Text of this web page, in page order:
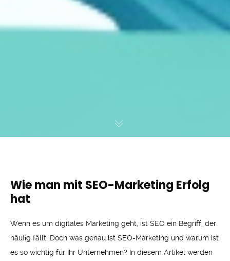
Wie man mit SEO-Marketing Erfolg
hat
Wenn es um digitales Marketing geht, ist SEO ein Begriff, der
häufig fällt. Doch was genau ist SEO-Marketing und warum ist
es so wichtig für Ihr Unternehmen? In diesem Artikel werden